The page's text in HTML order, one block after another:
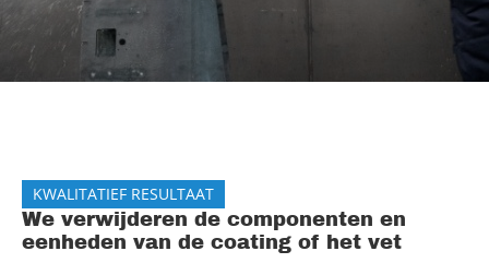
KWALITATIEF RESULTAAT
We verwijderen de componenten en
eenheden van de coating of het vet